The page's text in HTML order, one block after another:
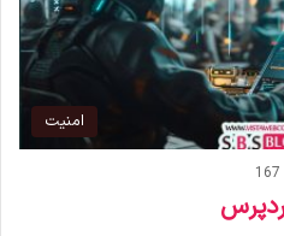
امنیت
167